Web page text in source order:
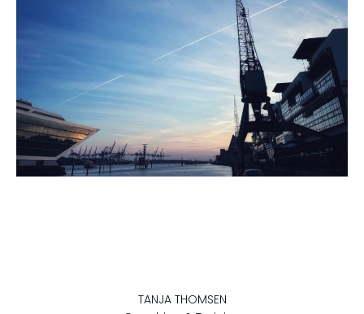
TANJA THOMSEN